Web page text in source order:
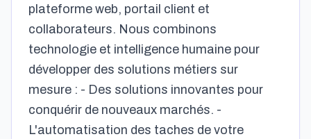
plateforme web, portail client et
collaborateurs. Nous combinons
technologie et intelligence humaine pour
développer des solutions métiers sur
mesure : - Des solutions innovantes pour
conquérir de nouveaux marchés. -
L'automatisation des taches de votre